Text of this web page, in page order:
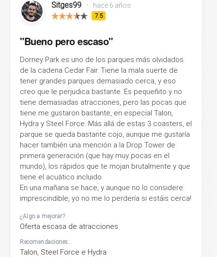
Sitges99 • hace 6 años
7.5
"Bueno pero escaso"
Dorney Park es uno de los parques más olvidados
de la cadena Cedar Fair. Tiene la mala suerte de
tener grandes parques demasiado cerca, y eso
creo que le perjudica bastante. Es pequeñito y no
tiene demasiadas atracciones, pero las pocas que
tiene me gustaron bastante, en especial Talon,
Hydra y Steel Force. Más allá de estas 3 coasters, el
parque se queda bastante cojo, aunque me gustaría
hacer también una mención a la Drop Tower de
primera generación (que hay muy pocas en el
mundo), los rápidos que te mojan brutalmente y que
tiene el acuático incluido.
En una mañana se hace, y aunque no lo considere
imprescindible, yo no me lo perdería si estáis cerca!
¿Algo a mejorar?
Oferta escasa de atracciones
Recomendaciones:
Talon, Steel Force e Hydra